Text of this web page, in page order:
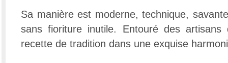
Sa manière est moderne, technique,
sans fioriture inutile. Entouré des
recette de tradition dans une exquise